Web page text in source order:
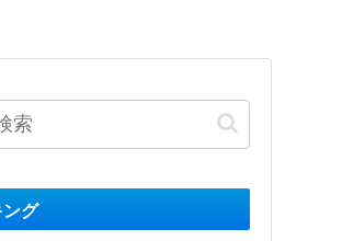
ング